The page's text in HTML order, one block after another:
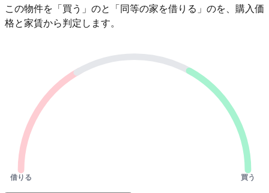
この物件を「買う」のと「同等の家を借りる」のを、購入価
格と家賃から判定します。
借りる 買う